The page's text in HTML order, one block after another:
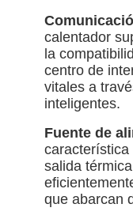
calentador
la
centro de
vitales a
inteligentes.
Fuente de
característica
salida
que abarcan